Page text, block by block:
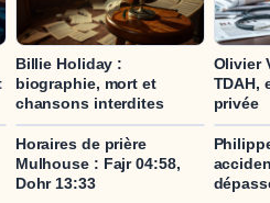
Billie Holiday :
biographie, mort et
chansons interdites
Olivier
TDAH,
privée
Horaires de prière
Mulhouse : Fajr 04:58,
Dohr 13:33